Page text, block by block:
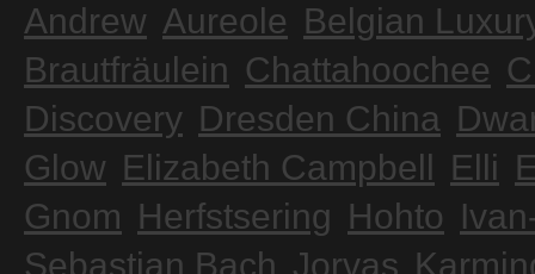
Andrew Aureole Belgian
Brautfräulein Chattahoochee
Discovery Dresden China
Glow Elizabeth Campbell Elli
Gnom Herfstsering Hohto
Sebastian Bach Jorvas